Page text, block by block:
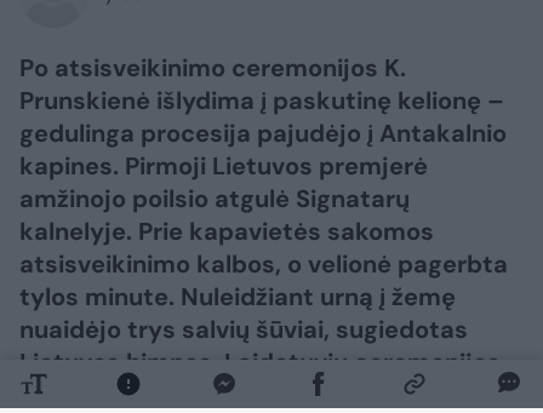
Po atsisveikinimo ceremonijos K.
Prunskienė išlydima į paskutinę kelionę –
gedulinga procesija pajudėjo į Antakalnio
kapines. Pirmoji Lietuvos premjerė
amžinojo poilsio atgulė Signatarų
kalnelyje. Prie kapavietės sakomos
atsisveikinimo kalbos, o velionė pagerbta
tylos minute. Nuleidžiant urną į žemę
nuaidėjo trys salvių šūviai, sugiedotas
Lietuvos himnas. Laidotuvių ceremonijos
metu velionės artimiesiems taip pat